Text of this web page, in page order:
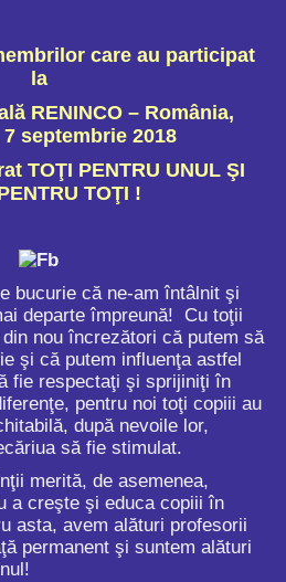
care au participat
la
RENINCO – România,
septembrie 2018
TOŢI PENTRU UNUL ŞI
TOŢI !
bucurie că ne-am întâlnit şi
departe împreună! Cu toţii
nou încrezători că putem să
şi că putem influenţa astfel
fie respectaţi şi sprijiniţi în
pentru noi toţi copiii au
după nevoile lor,
să fie stimulat.
merită, de asemenea,
a creşte şi educa copiii în
asta, avem alături profesorii
permanent şi suntem alături